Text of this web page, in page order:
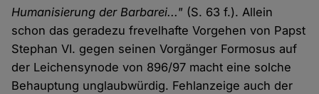
Humanisierung der Barbarei..." (S. 63 f.). Allein
schon das geradezu frevelhafte Vorgehen von Papst
Stephan VI. gegen seinen Vorgänger Formosus auf
der Leichensynode von 896/97 macht eine solche
Behauptung unglaubwürdig. Fehlanzeige auch der